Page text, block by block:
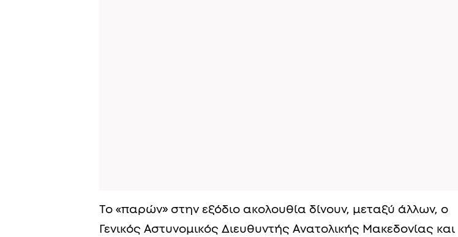
Το «παρών» στην εξόδιο ακολουθία δίνουν, μεταξύ άλλων, ο
Γενικός Αστυνομικός Διευθυντής Ανατολικής Μακεδονίας και